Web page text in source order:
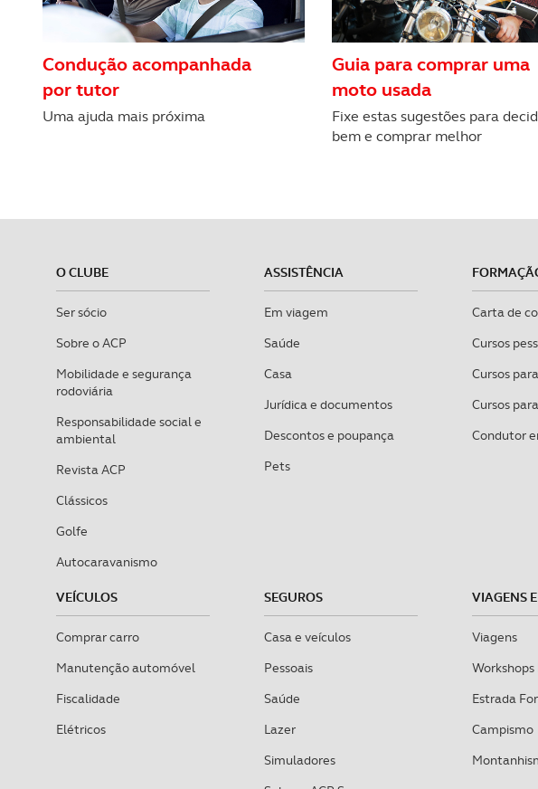
Realçamos que o bloqueio de certo tipo de
navegação no Website e nos serviços
Consulte a política de cookies do site.
Condução acompanhada
por tutor
Uma ajuda mais próxima
Guia para comprar uma
moto usada
Fixe estas sugestões para
bem e comprar melhor
O CLUBE
Ser sócio
Sobre o ACP
Mobilidade e segurança
rodoviária
Responsabilidade social e
ambiental
Revista ACP
Clássicos
Golfe
Autocaravanismo
ASSISTÊNCIA
Em viagem
Saúde
Casa
Jurídica e documentos
Descontos e poupança
Pets
Carta de
Cursos
Cursos
Cursos
Condutor
VEÍCULOS
Comprar carro
Manutenção automóvel
Fiscalidade
Elétricos
SEGUROS
Casa e veículos
Pessoais
Saúde
Lazer
Simuladores
VIAGENS
Viagens
Estrada
Campismo